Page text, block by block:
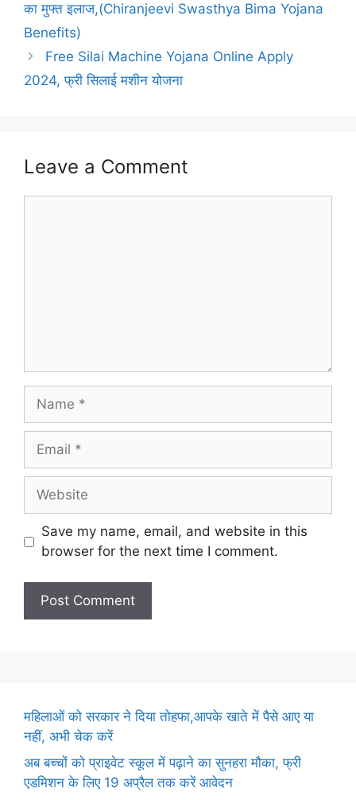
का मुफ्त इलाज,(Chiranjeevi Swasthya Bima Yojana
Benefits)
Free Silai Machine Yojana Online Apply
2024, फ्री सिलाई मशीन योजना
Leave a Comment
Name
Email
Website
Save my name, email, and website in this
browser for the next time I comment.
महिलाओं को सरकार ने दिया तोहफा,आपके खाते में पैसे आए या
नहीं, अभी चेक करें
अब बच्चों को प्राइवेट स्कूल में पढ़ाने का सुनहरा मौका, फ्री
एडमिशन के लिए 19 अप्रैल तक करें आवेदन